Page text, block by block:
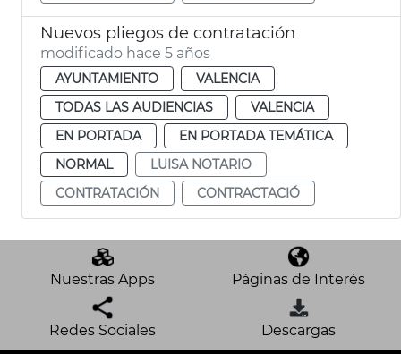
Nuevos pliegos de contratación
modificado hace 5 años
AYUNTAMIENTO
VALENCIA
TODAS LAS AUDIENCIAS
VALENCIA
EN PORTADA
EN PORTADA TEMÁTICA
NORMAL
LUISA NOTARIO
CONTRATACIÓN
CONTRACTACIÓ
Nuestras Apps Páginas de Interés
Redes Sociales Descargas